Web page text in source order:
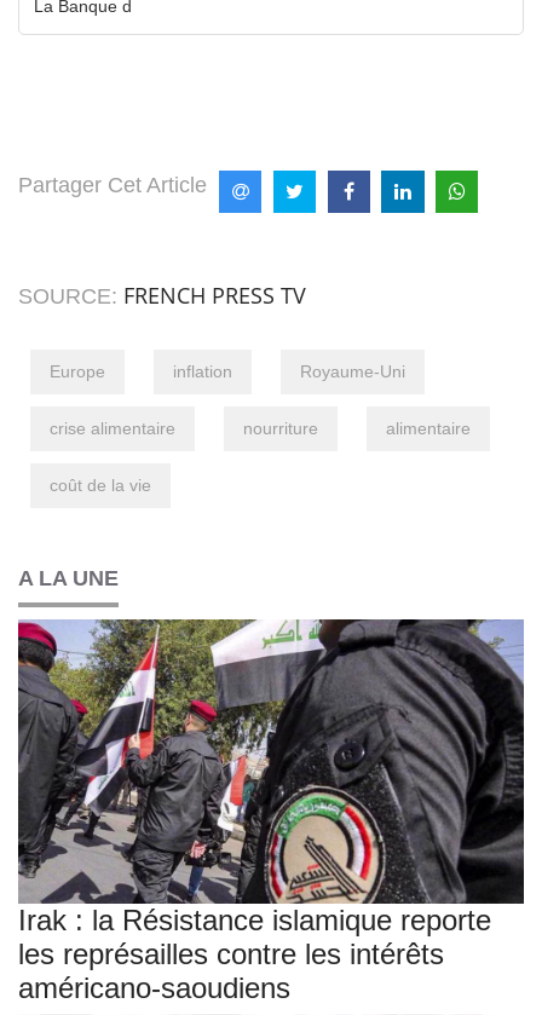
La Banque d
Partager Cet Article
SOURCE: FRENCH PRESS TV
Europe inflation Royaume-Uni
crise alimentaire nourriture alimentaire
coût de la vie
A LA UNE
Irak : la Résistance islamique reporte
les représailles contre les intérêts
américano-saoudiens